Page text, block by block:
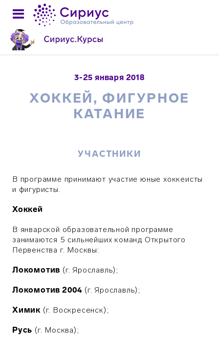
3-25 января 2018
ХОККЕЙ, ФИГУРНОЕ
КАТАНИЕ
УЧАСТНИКИ
В программе принимают участие юные хоккеисты
и фигуристы.
Хоккей
В январской образовательной программе
занимаются 5 сильнейших команд Открытого
Первенства г. Москвы:
Локомотив (г. Ярославль);
Локомотив 2004 (г. Ярославль);
Химик (г. Воскресенск);
Русь (г. Москва);